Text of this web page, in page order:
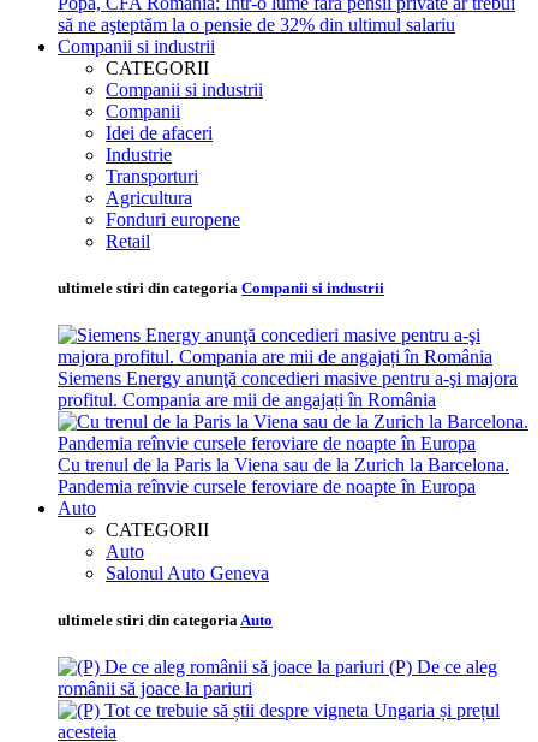
să ne aşteptăm la o pensie de 32% din ultimul salariu
Companii si industrii
CATEGORII
Companii si industrii
Companii
Idei de afaceri
Industrie
Transporturi
Agricultura
Fonduri europene
Retail
ultimele stiri din categoria Companii si industrii
Siemens Energy anunţă concedieri masive pentru a-şi majora
profitul. Compania are mii de angajați în România
Cu trenul de la Paris la Viena sau de la Zurich la Barcelona.
Pandemia reînvie cursele feroviare de noapte în Europa
Auto
CATEGORII
Auto
Salonul Auto Geneva
ultimele stiri din categoriaAuto
(P) De ce aleg
românii să joace la pariuri